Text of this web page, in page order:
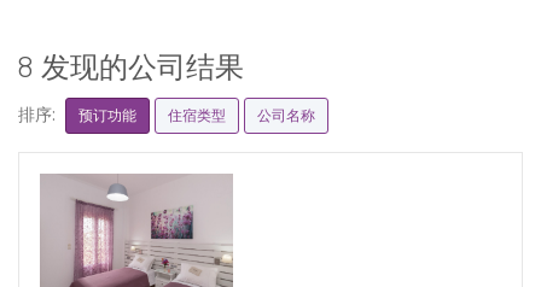
8 发现的公司结果
排序: 预订功能 住宿类型 公司名称